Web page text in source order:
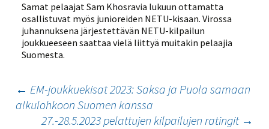
Samat pelaajat Sam Khosravia lukuun ottamatta
osallistuvat myös junioreiden NETU-kisaan. Virossa
juhannuksena järjestettävän NETU-kilpailun
joukkueeseen saattaa vielä liittyä muitakin pelaajia
Suomesta.
Artikkelien
selaus
← EM-joukkuekisat 2023: Saksa ja Puola samaan
alkulohkoon Suomen kanssa
27.-28.5.2023 pelattujen kilpailujen ratingit →